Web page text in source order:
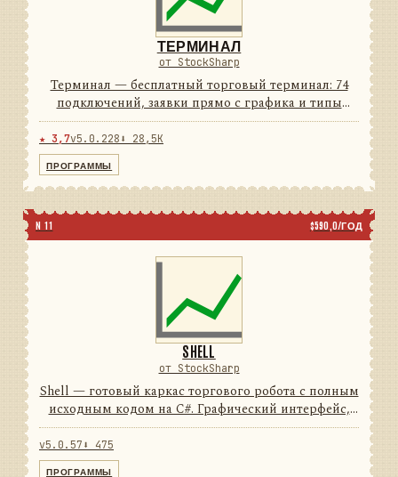
ТЕРМИНАЛ
от StockSharp
Терминал — бесплатный торговый терминал: 74
подключений, заявки прямо с графика и типы
свечей, которых нет у брокерского софта. Светлая и
тёмная темы — обе в комплекте.
74подключений5типов свечей...
★ 3,7v5.0.228 ⬇ 28,5K
ПРОГРАММЫ
N 11 $590,0/ГОД
SHELL
от StockSharp
Shell — готовый каркас торгового робота с полным
исходным кодом на C#. Графический интерфейс,
подключения, тестирование и отчёты уже
написаны: от вас нужен только алгоритм.
74подключений100%исход...
v5.0.57 ⬇ 475
ПРОГРАММЫ